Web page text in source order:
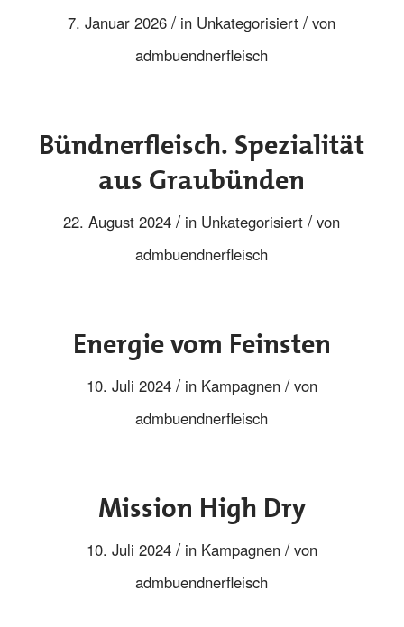
7. Januar 2026 / in Unkategorisiert / von
admbuendnerfleisch
Bündnerfleisch. Spezialität
aus Graubünden
22. August 2024 / in Unkategorisiert / von
admbuendnerfleisch
Energie vom Feinsten
10. Juli 2024 / in Kampagnen / von
admbuendnerfleisch
Mission High Dry
10. Juli 2024 / in Kampagnen / von
admbuendnerfleisch